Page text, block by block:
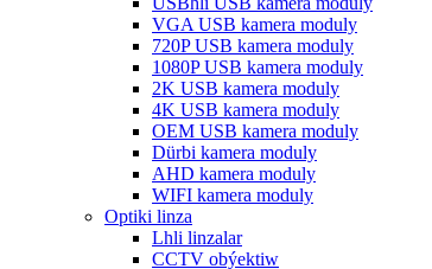
VGA USB kamera moduly
720P USB kamera moduly
1080P USB kamera moduly
2K USB kamera moduly
4K USB kamera moduly
OEM USB kamera moduly
Dürbi kamera moduly
AHD kamera moduly
WIFI kamera moduly
Optiki linza
Lhli linzalar
CCTV obýektiw